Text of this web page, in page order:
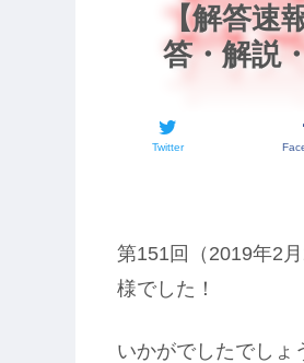
【解答速
答・解説
Twitter
第151回（2019年2
様でした！
いかがでしたでしょ